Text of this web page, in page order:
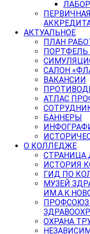
АКТУАЛЬНОЕ
ПЛАН
ПОРТФЕЛЬ
САЛОН
ВАКАНСИИ
АТЛАС
БАННЕРЫ
О КОЛЛЕДЖЕ
СТРАНИЦА
ИСТОРИЯ
ГИД ПО
МУЗЕЙ
ПРОФСОЮЗ
ОХРАНА